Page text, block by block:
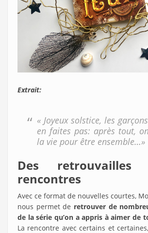
Extrait:
« Joyeux solstice, les
en faites pas: après tout,
la vie pour être ensemble…»
Des
rencontres
Avec ce format de nouvelles courtes,
nous permet de retrouver de
de la série qu’on a appris à aimer
La rencontre avec certains et